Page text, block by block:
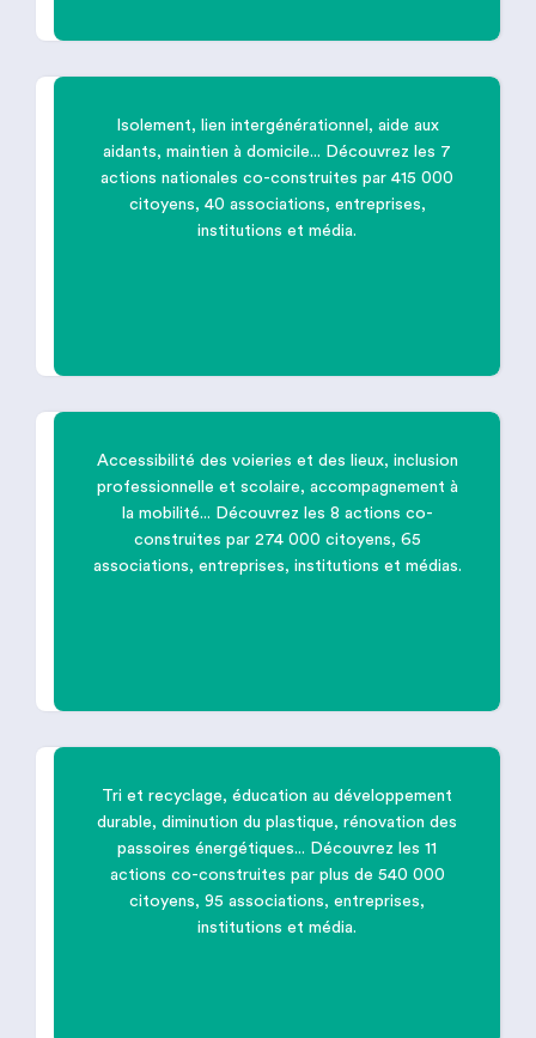

Isolement, lien intergénérationnel, aide aux
aidants, maintien à domicile... Découvrez les 7
actions nationales co-construites par 415 000
citoyens, 40 associations, entreprises,
institutions et média.

Garantir une vraie place aux
Accessibilité des voieries et des lieux, inclusion
professionnelle et scolaire, accompagnement à
la mobilité... Découvrez les 8 actions co-
construites par 274 000 citoyens, 65
associations, entreprises, institutions et médias.

Agir ensemble pour l'environnement
Tri et recyclage, éducation au développement
durable, diminution du plastique, rénovation des
passoires énergétiques... Découvrez les 11
actions co-construites par plus de 540 000
citoyens, 95 associations, entreprises,
institutions et média.